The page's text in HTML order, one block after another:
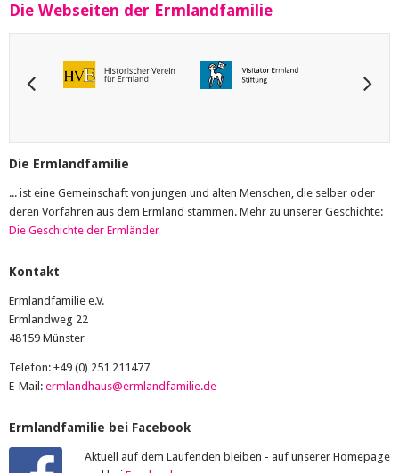
Die Webseiten der Ermlandfamilie
Die Ermlandfamilie
... ist eine Gemeinschaft von jungen und alten Menschen, die selber oder
deren Vorfahren aus dem Ermland stammen. Mehr zu unserer Geschichte:
Die Geschichte der Ermländer
Kontakt
Ermlandfamilie e.V.
Ermlandweg 22
48159 Münster
Telefon: +49 (0) 251 211477
E-Mail: ermlandhaus@ermlandfamilie.de
Ermlandfamilie bei Facebook
Aktuell auf dem Laufenden bleiben - auf unserer Homepage